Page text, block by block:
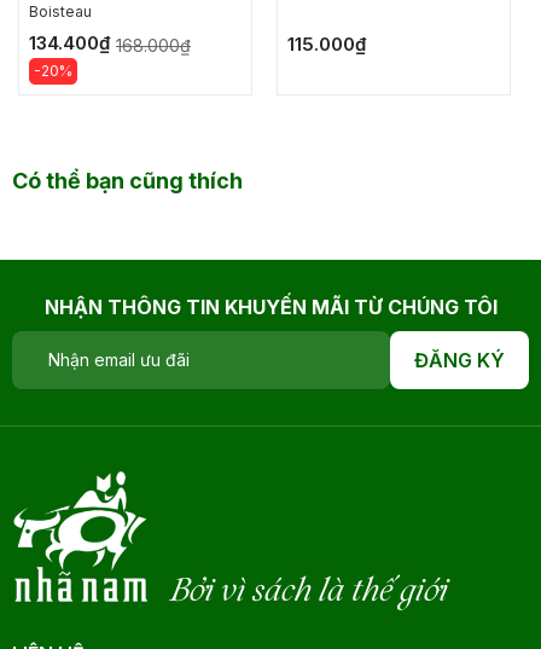
Boisteau
134.400₫ 168.000₫
-20%
115.000₫
Có thể bạn cũng thích
NHẬN THÔNG TIN KHUYẾN MÃI TỪ CHÚNG TÔI
ĐĂNG KÝ
Bởi vì sách là thế giới